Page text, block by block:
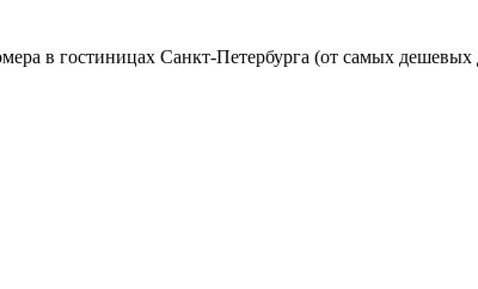
в гостиницах Санкт-Петербурга (от самых